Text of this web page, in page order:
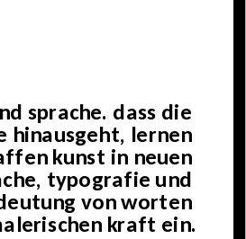
sprache. dass die
hinausgeht, lernen
kunst in neuen
typografie und
von worten
kraft ein.